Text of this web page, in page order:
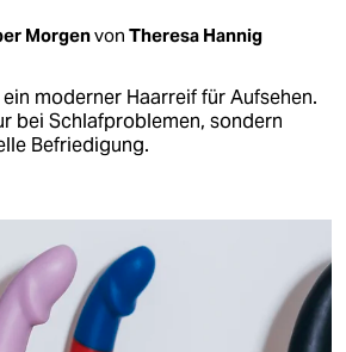
Morgenvon Theresa Hannig
moderner Haarreif für Aufsehen.
bei Schlafproblemen, sondern
Befriedigung.